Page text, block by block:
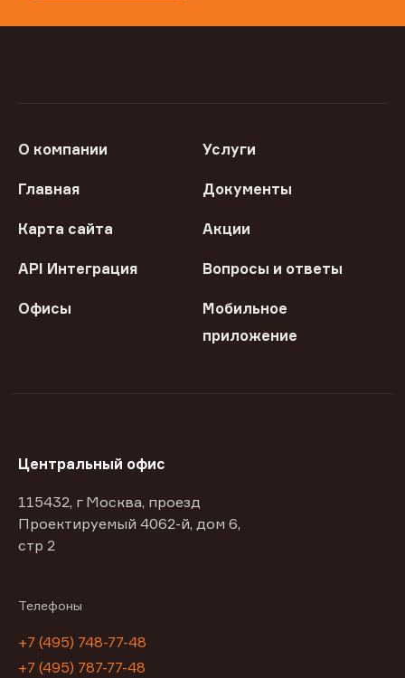
О компании Услуги
Главная Документы
Карта сайта Акции
API Интеграция Вопросы и ответы
Офисы
Мобильное
приложение
Центральный офис
115432, г Москва, проезд
Проектируемый 4062-й, дом 6,
стр 2
Телефоны
+7 (495) 748-77-48
+7 (495) 787-77-48